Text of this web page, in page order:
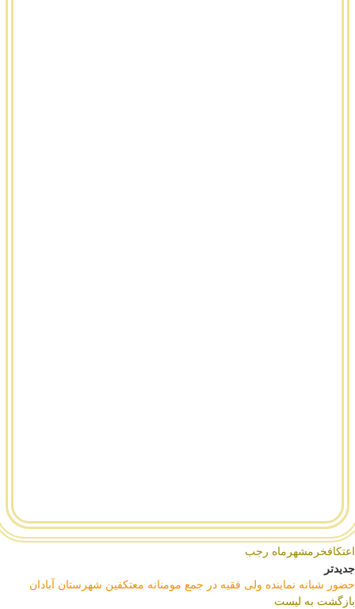
اعتکافخرمشهر ماه رجب
جدیدتر
حضور شبانه نماینده ولی فقیه در جمع مومنانه معتکفین شهرستان آبادان
بازگشت به لیست